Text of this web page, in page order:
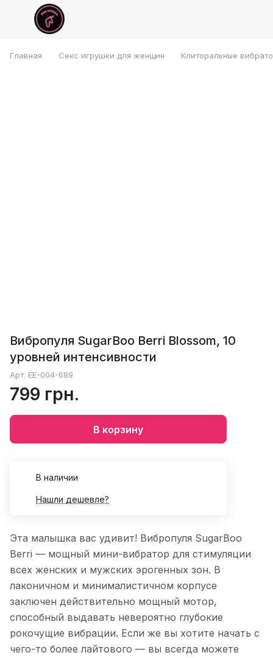
Главная Секс игрушки для женщин Клиторальные
Вибропуля SugarBoo Berri Blossom, 10
уровней интенсивности
Арт. EE-004-689
799 грн.
В корзину
В наличии
Нашли дешевле?
Эта малышка вас удивит! Вибропуля SugarBoo
Berri — мощный мини-вибратор для стимуляции
всех женских и мужских эрогенных зон. В
лаконичном и минималистичном корпусе
заключен действительно мощный мотор,
способный выдавать невероятно глубокие
рокочущие вибрации. Если же вы хотите начать с
чего-то более лайтового — вы всегда можете